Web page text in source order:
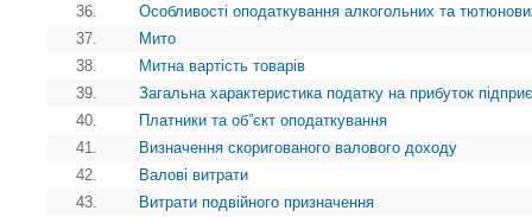
36.
Особливості оподаткування алкогольних та
37.
Мито
38.
Митна вартість товарів
39.
Загальна характеристика податку на прибуток
40.
Платники та об”єкт оподаткування
41.
Визначення скоригованого валового доходу
42.
Валові витрати
43.
Витрати подвійного призначення